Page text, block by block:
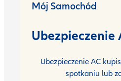
Mój Samochód
Ubezpieczenie
Ubezpieczenie AC
spotkaniu lub